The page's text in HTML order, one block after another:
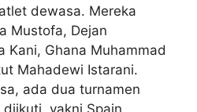
dewasa. Mereka
Mustofa, Dejan
Kani, Ghana Muhammad
Mahadewi Istarani.
ada dua turnamen
yakni Spain